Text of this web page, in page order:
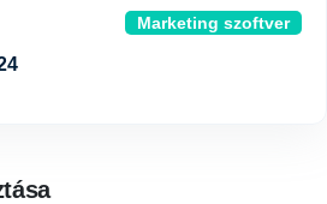
Marketing szoftver